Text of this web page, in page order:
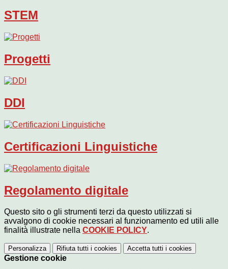
STEM
Progetti
DDI
Certificazioni Linguistiche
Regolamento digitale
Questo sito o gli strumenti terzi da questo utilizzati si
avvalgono di cookie necessari al funzionamento ed utili alle
finalità illustrate nella COOKIE POLICY.
Personalizza Rifiuta tutti i cookies Accetta tutti i cookies
Gestione cookie